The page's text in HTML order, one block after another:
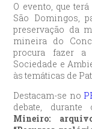
O evento, que
São Domingos,
preservação da
mineira do
procura fazer a
Sociedade e
às temáticas de
Destacam-se no
debate,
Mineiro: